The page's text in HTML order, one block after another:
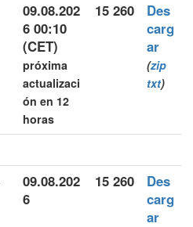
09.08.202
6 00:10
(CET)
próxima
actualizaci
ón en 12
horas
15 260
Des
carg
ar
(zip
txt)
09.08.202
6
15 260
Des
carg
ar